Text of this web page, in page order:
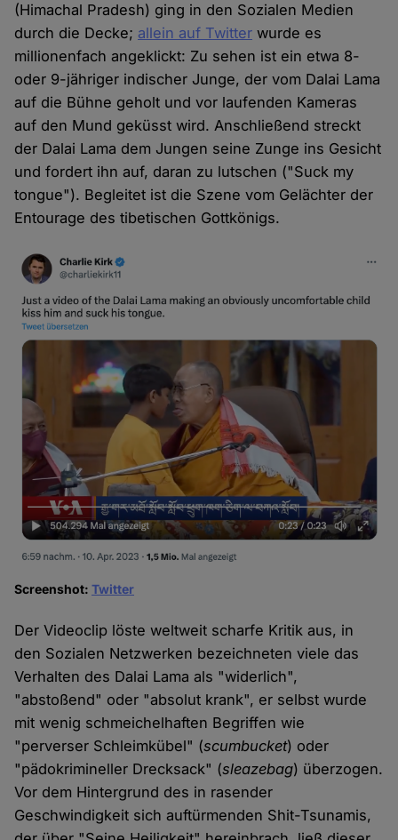
(Himachal Pradesh) ging in den Sozialen Medien
durch die Decke; allein auf Twitter wurde es
millionenfach angeklickt: Zu sehen ist ein etwa 8-
oder 9-jähriger indischer Junge, der vom Dalai Lama
auf die Bühne geholt und vor laufenden Kameras
auf den Mund geküsst wird. Anschließend streckt
der Dalai Lama dem Jungen seine Zunge ins Gesicht
und fordert ihn auf, daran zu lutschen ("Suck my
tongue"). Begleitet ist die Szene vom Gelächter der
Entourage des tibetischen Gottkönigs.
Screenshot:Twitter
Der Videoclip löste weltweit scharfe Kritik aus, in
den Sozialen Netzwerken bezeichneten viele das
Verhalten des Dalai Lama als "widerlich",
"abstoßend" oder "absolut krank", er selbst wurde
mit wenig schmeichelhaften Begriffen wie
"perverser Schleimkübel" (scumbucket) oder
"pädokrimineller Drecksack" (sleazebag) überzogen.
Vor dem Hintergrund des in rasender
Geschwindigkeit sich auftürmenden Shit-Tsunamis,